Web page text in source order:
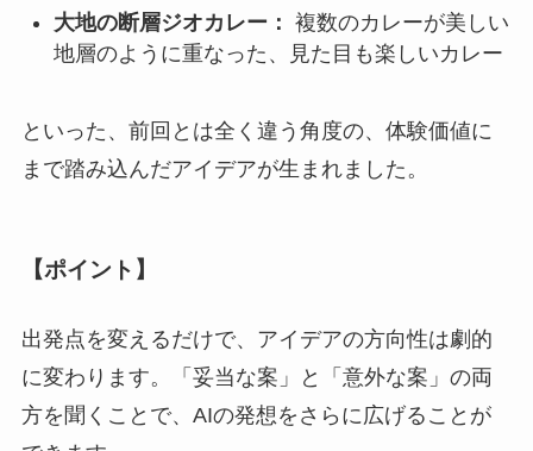
大地の断層ジオカレー： 複数のカレーが美しい
地層のように重なった、見た目も楽しいカレー
といった、前回とは全く違う角度の、体験価値に
まで踏み込んだアイデアが生まれました。
【ポイント】
出発点を変えるだけで、アイデアの方向性は劇的
に変わります。「妥当な案」と「意外な案」の両
方を聞くことで、AIの発想をさらに広げることが